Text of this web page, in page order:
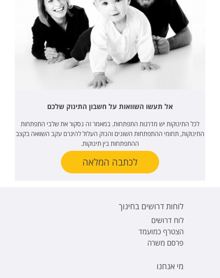
אל תעשו השוואות על חשבון התינוק שלכם
לכל התינוקות יש מדרגות התפתחות. במאמר זה נסקור את שלבי התפתחות
התינוקות, תחומי ההתפתחות השונים והנזק העלול להיגרם עקב השוואה בקצב
ההתפתחות בין תינוקות.
לכתבה המלאה
לוחות דרושים בחינוך
לוח דרושים
הצטרף כמועמד
פרסם משרה
מי אנחנו